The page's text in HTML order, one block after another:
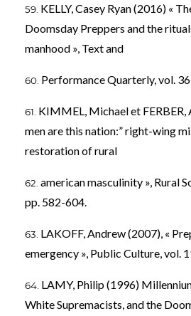
KELLY, Casey Ryan (2016) «
Doomsday Preppers and the
manhood », Text and
Performance Quarterly, vol.
KIMMEL, Michael et FERBER,
men are this nation:” right-wing
restoration of rural
american masculinity », Rural
pp. 582-604.
LAKOFF, Andrew (2007), «
emergency », Public Culture, vol.
LAMY, Philip (1996)
White Supremacists, and the